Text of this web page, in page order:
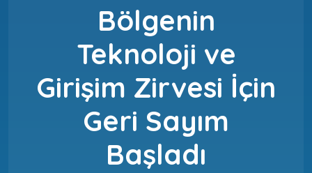
Bölgenin
Teknoloji ve
Girişim Zirvesi İçin
Geri Sayım
Başladı